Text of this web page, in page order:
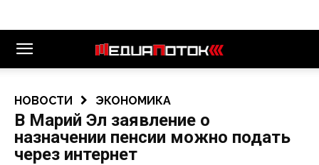
НОВОСТИ ЭКОНОМИКА
В Марий Эл заявление о
назначении пенсии можно подать
через интернет